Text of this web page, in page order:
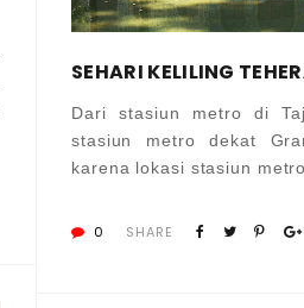
SEHARI KELILING
Dari stasiun metro di
stasiun metro dekat
karena lokasi stasiun
0 SHARE